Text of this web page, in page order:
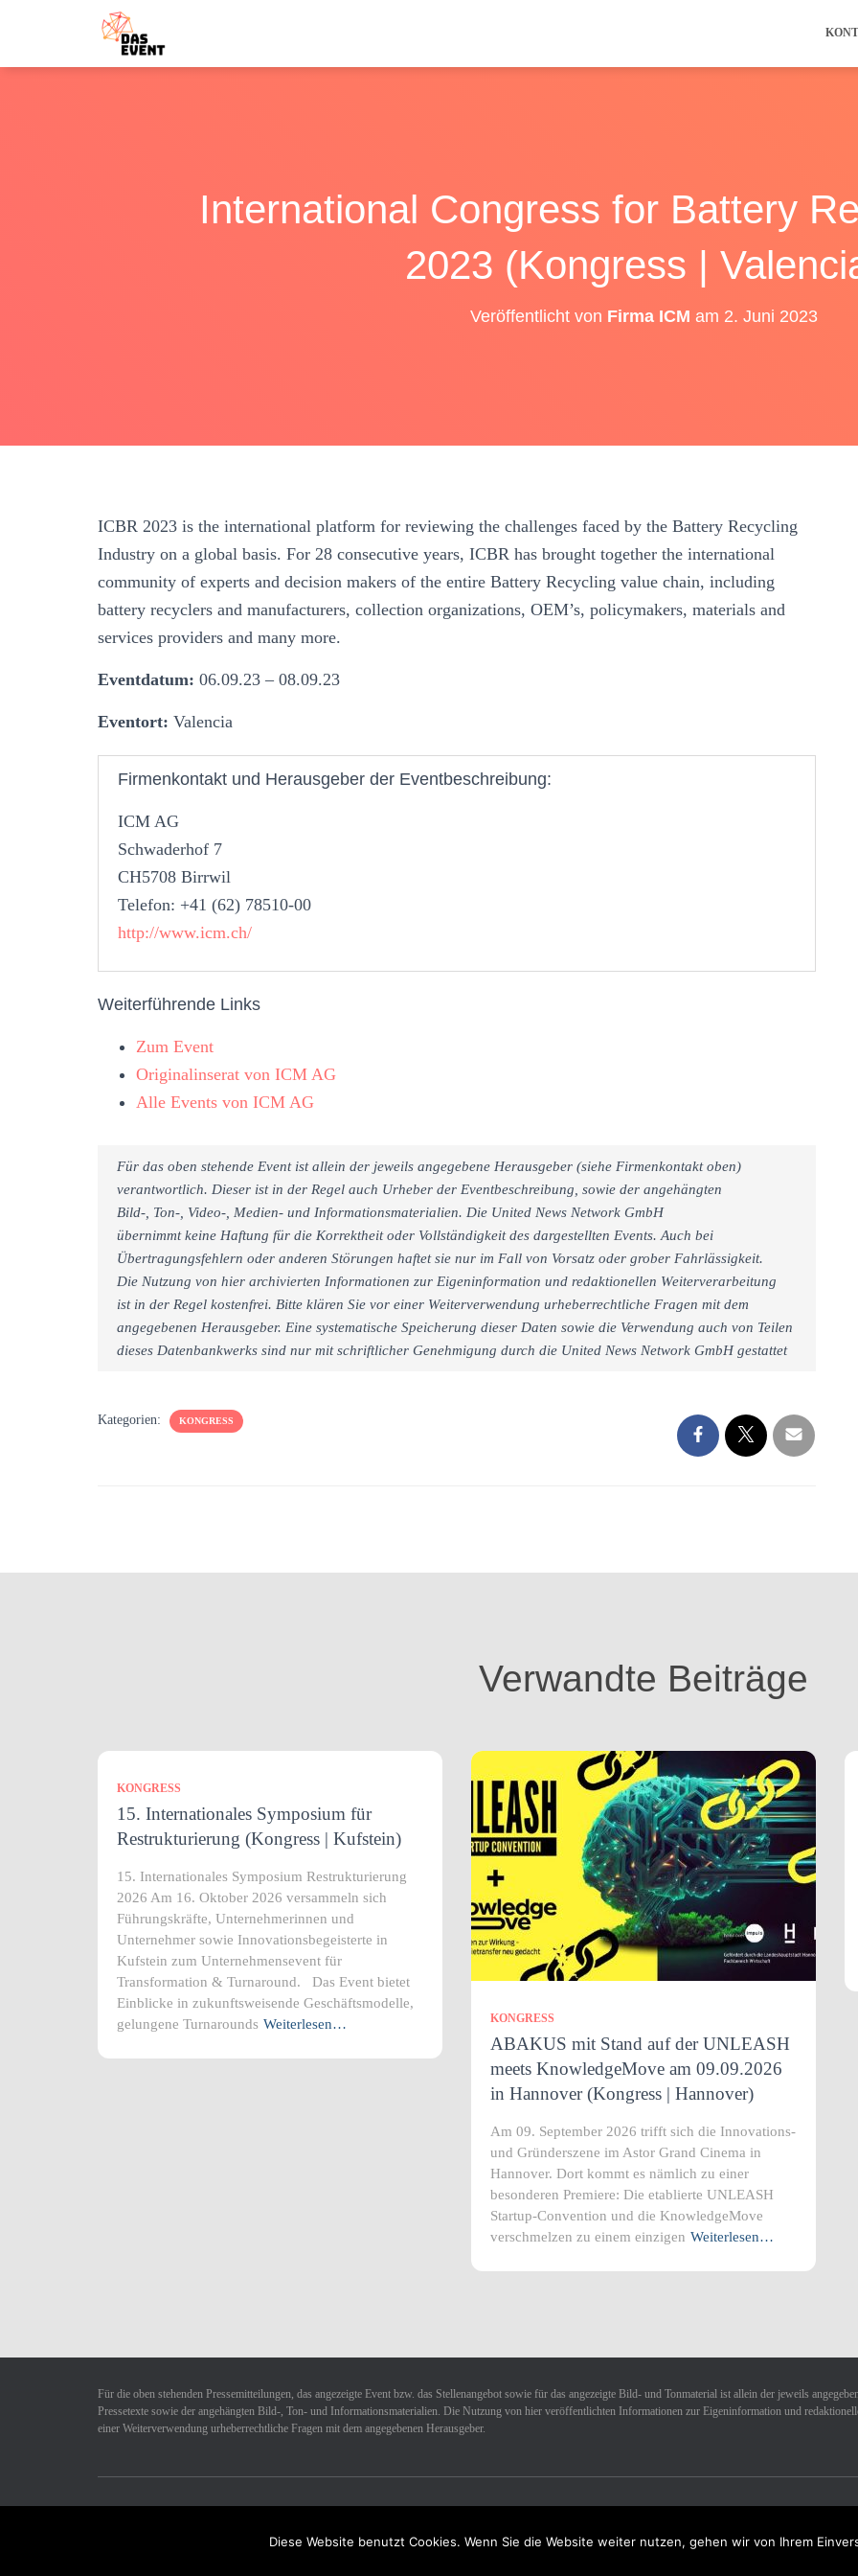
International Congress for Battery
2023 (Kongress |
Veröffentlicht von Firma ICM am 2. Juni 2023
ICBR 2023 is the international platform for reviewing the challenges faced by the Battery Recycling
Industry on a global basis. For 28 consecutive years, ICBR has brought together the international
community of experts and decision makers of the entire Battery Recycling value chain, including
battery recyclers and manufacturers, collection organizations, OEM’s, policymakers, materials and
services providers and many more.
Eventdatum: 06.09.23 – 08.09.23
Eventort: Valencia
Firmenkontakt und Herausgeber der Eventbeschreibung:
ICM AG
Schwaderhof 7
CH5708 Birrwil
Telefon: +41 (62) 78510-00
http://www.icm.ch/
Weiterführende Links
Zum Event
Originalinserat von ICM AG
Alle Events von ICM AG
Für das oben stehende Event ist allein der jeweils angegebene Herausgeber (siehe Firmenkontakt oben)
verantwortlich. Dieser ist in der Regel auch Urheber der Eventbeschreibung, sowie der angehängten
Bild-, Ton-, Video-, Medien- und Informationsmaterialien. Die United News Network GmbH
übernimmt keine Haftung für die Korrektheit oder Vollständigkeit des dargestellten Events. Auch bei
Übertragungsfehlern oder anderen Störungen haftet sie nur im Fall von Vorsatz oder grober Fahrlässigkeit.
Die Nutzung von hier archivierten Informationen zur Eigeninformation und redaktionellen Weiterverarbeitung
ist in der Regel kostenfrei. Bitte klären Sie vor einer Weiterverwendung urheberrechtliche Fragen mit dem
angegebenen Herausgeber. Eine systematische Speicherung dieser Daten sowie die Verwendung auch von Teilen
dieses Datenbankwerks sind nur mit schriftlicher Genehmigung durch die United News Network GmbH gestattet
Kategorien: KONGRESS
Verwandte Beiträge
KONGRESS
15. Internationales Symposium für
Restrukturierung (Kongress | Kufstein)
15. Internationales Symposium Restrukturierung
2026 Am 16. Oktober 2026 versammeln sich
Führungskräfte, Unternehmerinnen und
Unternehmer sowie Innovationsbegeisterte in
Kufstein zum Unternehmensevent für
Transformation & Turnaround. Das Event bietet
Einblicke in zukunftsweisende Geschäftsmodelle,
gelungene Turnarounds Weiterlesen… KONGRESS
ABAKUS mit Stand auf der UNLEASH
meets KnowledgeMove am 09.09.2026
in Hannover (Kongress | Hannover)
Am 09. September 2026 trifft sich die Innovations-
und Gründerszene im Astor Grand Cinema in
Hannover. Dort kommt es nämlich zu einer
besonderen Premiere: Die etablierte UNLEASH
Startup-Convention und die KnowledgeMove
verschmelzen zu einem einzigen Weiterlesen…
Für die oben stehenden Pressemitteilungen, das angezeigte Event bzw. das Stellenangebot sowie für das angezeigte Bild- und Tonmaterial ist allein der jeweils
Pressetexte sowie der angehängten Bild-, Ton- und Informationsmaterialien. Die Nutzung von hier veröffentlichten Informationen zur Eigeninformation und
einer Weiterverwendung urheberrechtliche Fragen mit dem angegebenen Herausgeber.
Diese Website benutzt Cookies. Wenn Sie die Website weiter nutzen, gehen wir von Ihrem